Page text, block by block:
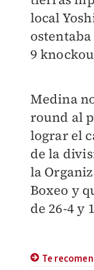
local
9
Medina
round al
lograr el
de la
la
Boxeo y
de 26-4 y
Te